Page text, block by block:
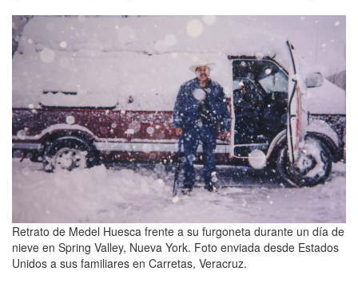
Retrato de Medel Huesca frente a su furgoneta durante un día de
nieve en Spring Valley, Nueva York. Foto enviada desde Estados
Unidos a sus familiares en Carretas, Veracruz.